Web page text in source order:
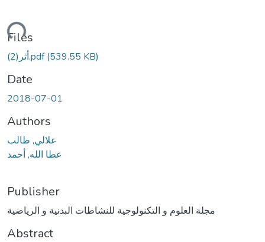
Files
أثر(2).pdf(539.55 KB)
Date
2018-07-01
Authors
علالي, طالب
عطا الله, أحمد
Publisher
مجلة العلوم و التكنولوجية للنشاطات البدنية و الرياضية
Abstract